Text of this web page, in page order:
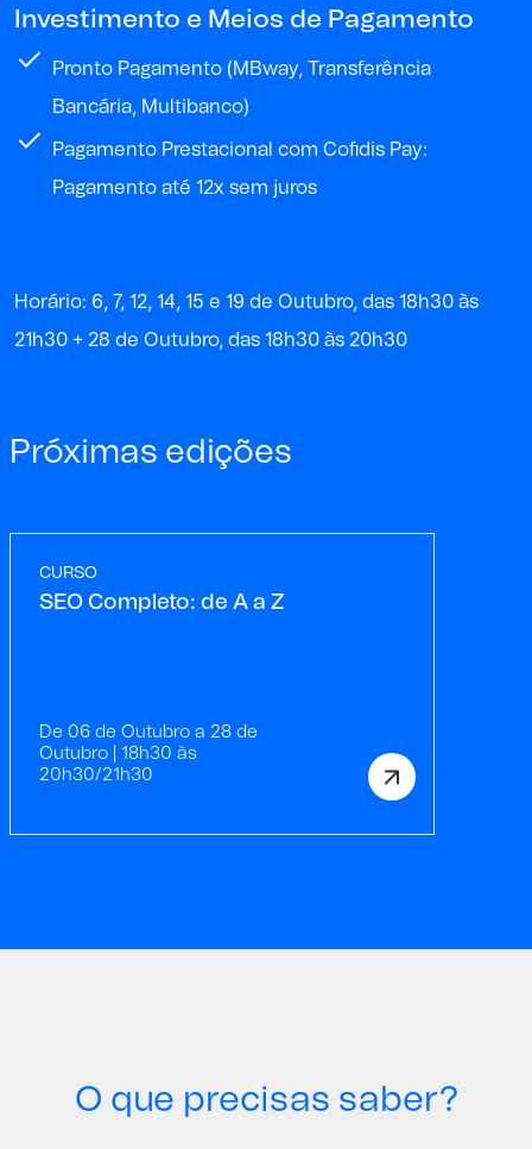
Investimento e Meios de Pagamento
Pronto Pagamento (MBway, Transferência
Bancária, Multibanco)
Pagamento Prestacional com Cofidis Pay:
Pagamento até 12x sem juros
Horário: 6, 7, 12, 14, 15 e 19 de Outubro, das 18h30 às
21h30 + 28 de Outubro, das 18h30 às 20h30
Próximas edições
CURSO
SEO Completo: de A a Z
De 06 de Outubro a 28 de
Outubro | 18h30 às
20h30/21h30
O que precisas saber?